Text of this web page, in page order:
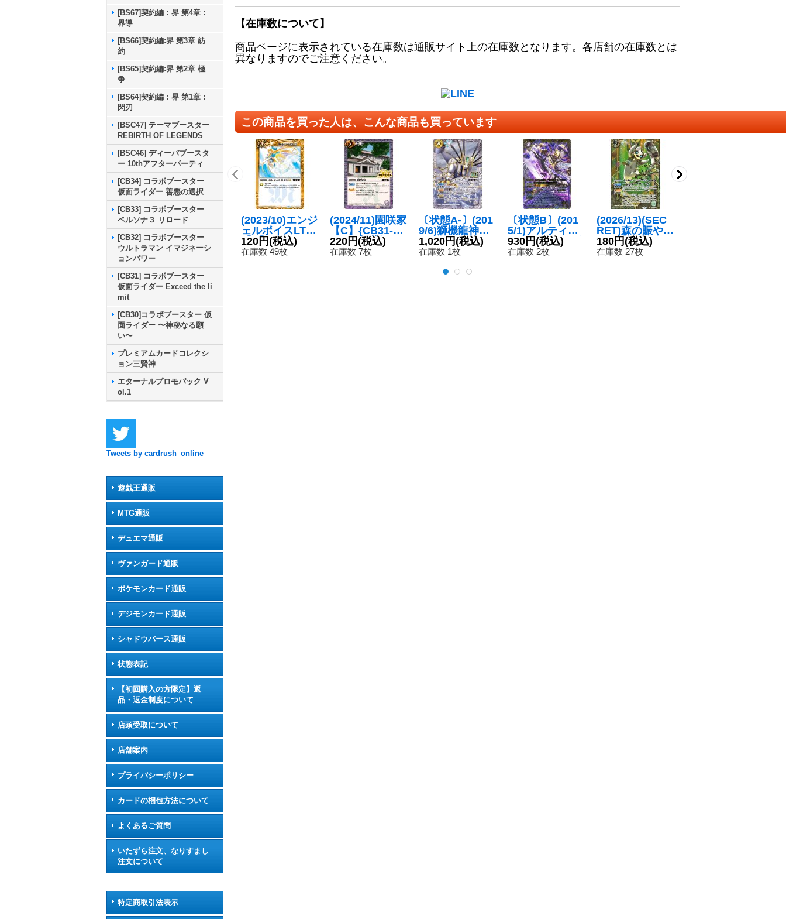
[BS67]契約編：界 第4章：
界導
[BS66]契約編:界 第3章 紡
約
[BS65]契約編:界 第2章 極
争
[BS64]契約編：界 第1章：
閃刃
[BSC47] テーマブースター
REBIRTH OF LEGENDS
[BSC46] ディーバブースタ
ー 10thアフターパーティ
[CB34] コラボブースター
仮面ライダー 善悪の選択
[CB33] コラボブースター
ペルソナ３ リロード
[CB32] コラボブースター
ウルトラマン イマジネーシ
ョンパワー
[CB31] コラボブースター
仮面ライダー Exceed the li
mit
[CB30]コラボブースター 仮
面ライダー 〜神秘なる願
い〜
プレミアムカードコレクシ
ョン三賢神
エターナルプロモパック V
ol.1
Tweets by cardrush_online
遊戯王通販
MTG通販
デュエマ通販
ヴァンガード通販
ポケモンカード通販
デジモンカード通販
シャドウバース通販
状態表記
【初回購入の方限定】返
品・返金制度について
店頭受取について
店舗案内
プライバシーポリシー
カードの梱包方法について
よくあるご質問
いたずら注文、なりすまし
注文について
特定商取引法表示
【在庫数について】
商品ページに表示されている在庫数は通販サイト上の在庫数となります。各店舗の在庫数とは
異なりますのでご注意ください。
この商品を買った人は、こんな商品も買っています
(2023/10)エンジ
ェルボイスLT
【C】{BSC42-0
87}《黄》
120円(税込)
在庫数 49枚
(2024/11)園咲家
【C】{CB31-R
V009}《紫》
220円(税込)
在庫数 7枚
〔状態A-〕(201
9/6)獅機龍神ス
トライクヴル
ム・レオX【10t
hX03}《白》
1,020円(税込)
在庫数 1枚
〔状態B〕(201
5/1)アルティメ
ット・ベルゼビ
ート(イラスト違
930円(税込)
在庫数 2枚
(2026/13)(SEC
RET)森の賑やか
しワオーザル
【M-SEC】{BS
180円(税込)
在庫数 27枚